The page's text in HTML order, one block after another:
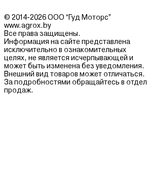
© 2014-2026 ООО “Гуд Моторс”
www.agrox.by
Все права защищены.
Информация на сайте представлена
исключительно в ознакомительных
целях, не является исчерпывающей и
может быть изменена без уведомления.
Внешний вид товаров может отличаться.
За подробностями обращайтесь в отдел
продаж.